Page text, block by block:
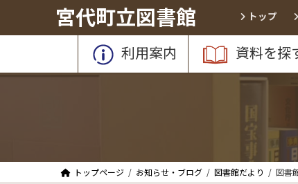
テ
ツ
ゲ
シ
宮代町立図書館 トップ
利用案内 資料を探
トップページ お知らせ・ブログ 図書館だより 図書